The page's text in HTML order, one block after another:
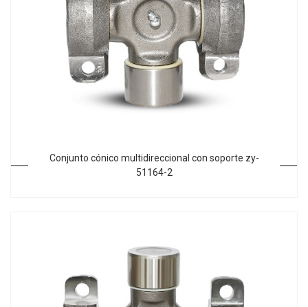
Conjunto cónico multidireccional con soporte zy-
51164-2